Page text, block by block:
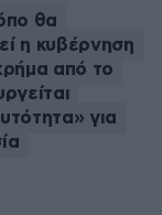
θα
η κυβέρνηση
από το
για